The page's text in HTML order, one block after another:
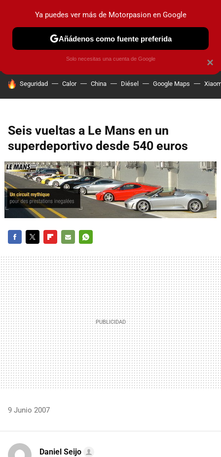
PRUEBAS COCHES ELÉCTRICOS OBSERVATORIO
HOY SE HABLA DE
Seguridad Calor China Diésel Google Maps
Seis vueltas a Le Mans en un
superdeportivo desde 540 euros
MAIL
9 Junio 2007
Daniel Seijo
×
Ya puedes ver más de Motorpasion en Google
Añádenos como fuente preferida
Solo necesitas una cuenta de Google